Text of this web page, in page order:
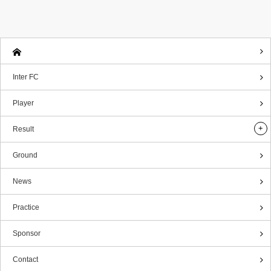
Inter FC
Player
Result
Ground
News
Practice
Sponsor
Contact